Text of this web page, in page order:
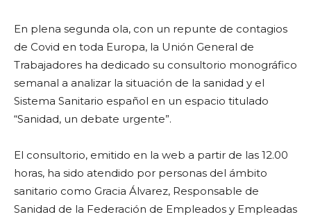
En plena segunda ola, con un repunte de contagios
de Covid en toda Europa, la Unión General de
Trabajadores ha dedicado su consultorio monográfico
semanal a analizar la situación de la sanidad y el
Sistema Sanitario español en un espacio titulado
“Sanidad, un debate urgente”.
El consultorio, emitido en la web a partir de las 12.00
horas, ha sido atendido por personas del ámbito
sanitario como Gracia Álvarez, Responsable de
Sanidad de la Federación de Empleados y Empleadas